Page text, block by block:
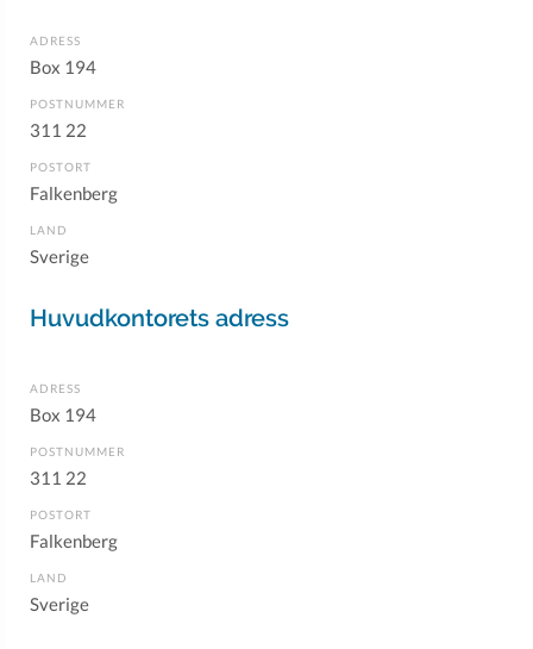
ADRESS
Box 194
POSTNUMMER
311 22
POSTORT
Falkenberg
LAND
Sverige
Huvudkontorets adress
ADRESS
Box 194
POSTNUMMER
311 22
POSTORT
Falkenberg
LAND
Sverige